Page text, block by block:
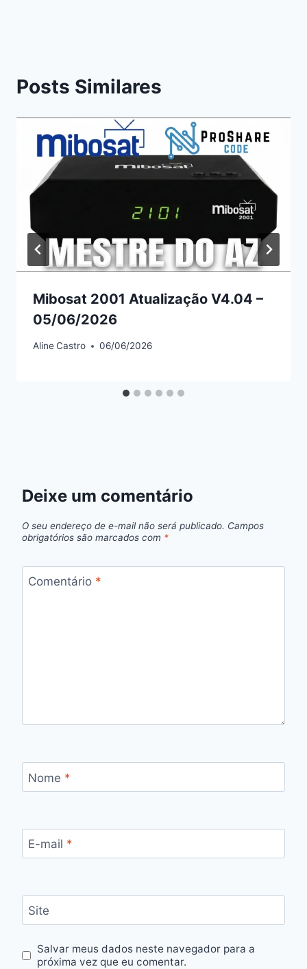
Posts Similares
Mibosat 2001 Atualização V4.04 –
05/06/2026
AlineCastro 06/06/2026
Deixe um comentário
O seu endereço de e-mail não será publicado. Campos
obrigatórios são marcados com *
Comentário *
Nome *
E-mail *
Site
Salvar meus dados neste navegador para a
próxima vez que eu comentar.